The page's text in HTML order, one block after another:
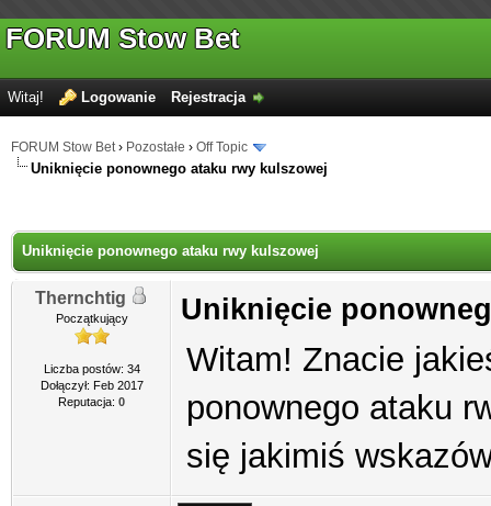
FORUM Stow Bet
Witaj! Logowanie Rejestracja
FORUM Stow Bet› Pozostałe › Off Topic
Uniknięcie ponownego ataku rwy kulszowej
Uniknięcie ponownego ataku rwy kulszowej
Thernchtig
Początkujący
Liczba postów: 34
Dołączył: Feb 2017
Reputacja: 0
Uniknięcie
Witam! Znacie
ponownego ataku
się jakimiś